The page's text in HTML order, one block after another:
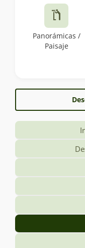
Panorámicas /
Paisaje